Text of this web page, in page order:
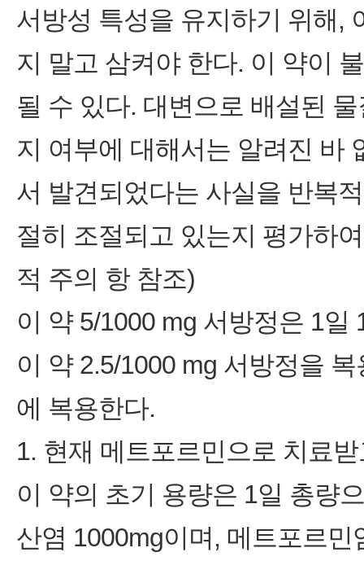
서방성 특성을 유지하기 위해,
지 말고 삼켜야 한다. 이 약이
될 수 있다. 대변으로 배설된
지 여부에 대해서는 알려진 바
서 발견되었다는 사실을 반복
절히 조절되고 있는지 평가하
적 주의 항 참조)
이 약 5/1000 mg 서방정은 1일
이 약 2.5/1000 mg 서방정을
에 복용한다.
1. 현재 메트포르민으로 치료
이 약의 초기 용량은 1일 총량
산염 1000mg이며, 메트포르